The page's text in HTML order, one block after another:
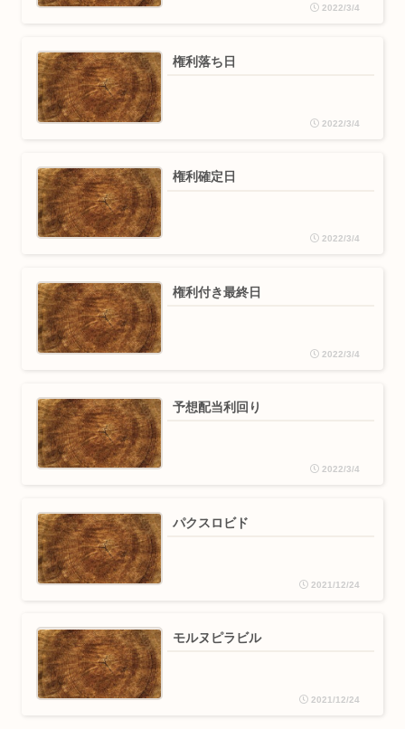
2022/3/4
権利落ち日
2022/3/4
権利確定日
2022/3/4
権利付き最終日
2022/3/4
予想配当利回り
2022/3/4
パクスロビド
2021/12/24
モルヌピラビル
2021/12/24